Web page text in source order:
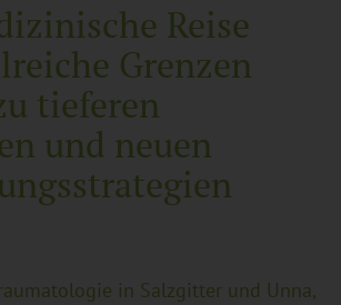
Reise
Gren­zen
tie­fe­ren
und neuen
in Salz­git­ter und Unna,